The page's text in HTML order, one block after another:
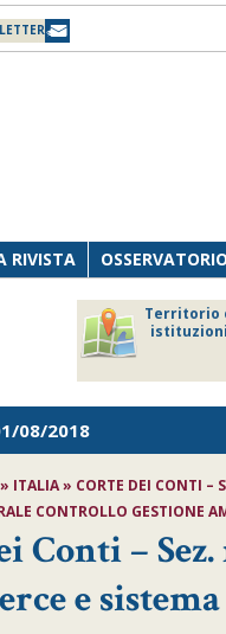
RIVISTA OSSERVATORIO
Territorio
istituzioni
08/2018
ITALIA » CORTE DEI CONTI –
CONTROLLO GESTIONE
Conti –
e